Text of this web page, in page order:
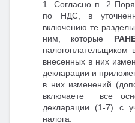
1. Согласно п. 2
по НДС, в
включению те
ним, которые
налогоплательщиком
внесенных в них
декларации и
в них изменений
включаете все
декларации (1-7) с
налога.